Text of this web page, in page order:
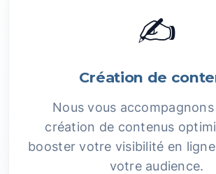
✍️
Création de
Nous vous
création de contenus
booster votre visibilité en
votre audience.